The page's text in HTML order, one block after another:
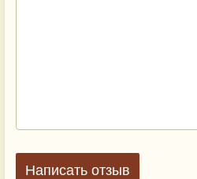
Написать отзыв